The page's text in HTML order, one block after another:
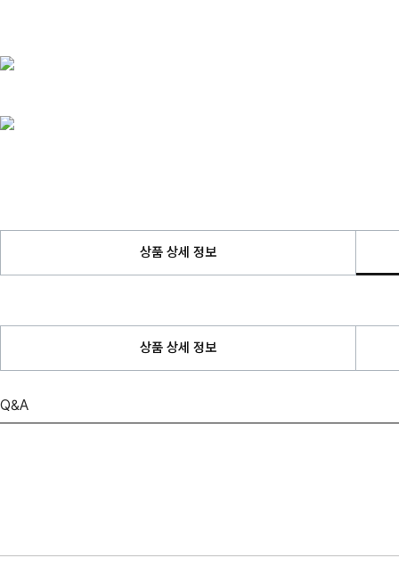
상품 상세 정보
상품 상세 정보
Q&A